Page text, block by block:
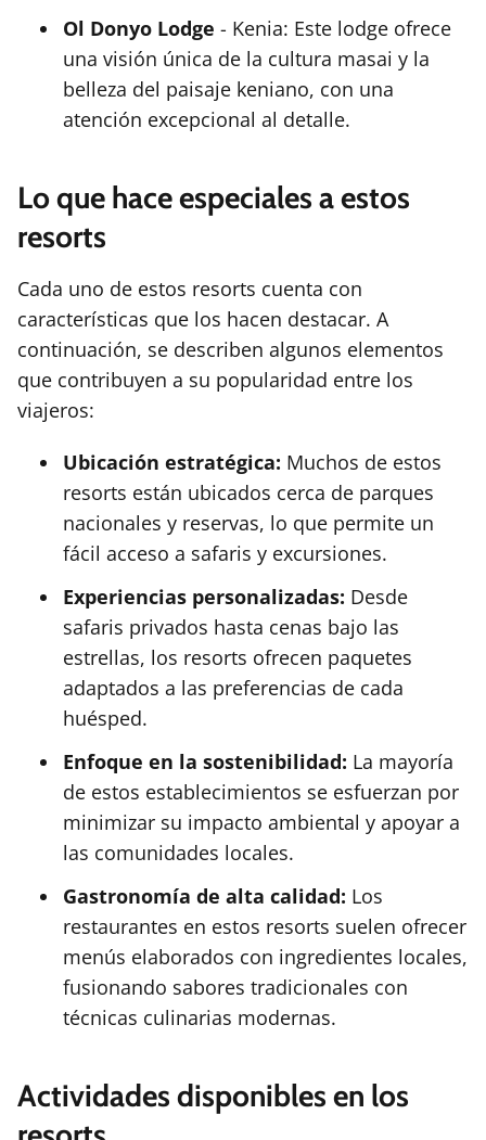
Ol Donyo Lodge - Kenia: Este lodge ofrece
una visión única de la cultura masai y la
belleza del paisaje keniano, con una
atención excepcional al detalle.
Lo que hace especiales a estos
resorts
Cada uno de estos resorts cuenta con
características que los hacen destacar. A
continuación, se describen algunos elementos
que contribuyen a su popularidad entre los
viajeros:
Ubicación estratégica: Muchos de estos
resorts están ubicados cerca de parques
nacionales y reservas, lo que permite un
fácil acceso a safaris y excursiones.
Experiencias personalizadas: Desde
safaris privados hasta cenas bajo las
estrellas, los resorts ofrecen paquetes
adaptados a las preferencias de cada
huésped.
Enfoque en la sostenibilidad: La mayoría
de estos establecimientos se esfuerzan por
minimizar su impacto ambiental y apoyar a
las comunidades locales.
Gastronomía de alta calidad: Los
restaurantes en estos resorts suelen ofrecer
menús elaborados con ingredientes locales,
fusionando sabores tradicionales con
técnicas culinarias modernas.
Actividades disponibles en los